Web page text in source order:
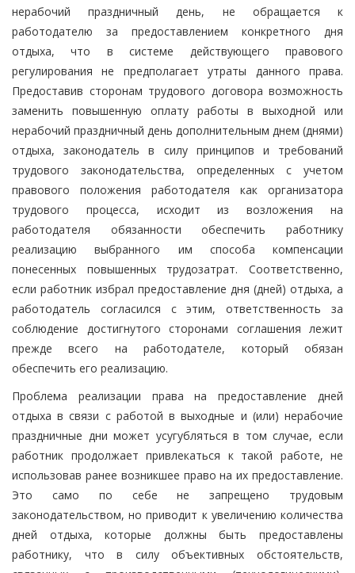
нерабочий праздничный день, не обращается к
работодателю за предоставлением конкретного дня
отдыха, что в системе действующего правового
регулирования не предполагает утраты данного права.
Предоставив сторонам трудового договора возможность
заменить повышенную оплату работы в выходной или
нерабочий праздничный день дополнительным днем (днями)
отдыха, законодатель в силу принципов и требований
трудового законодательства, определенных с учетом
правового положения работодателя как организатора
трудового процесса, исходит из возложения на
работодателя обязанности обеспечить работнику
реализацию выбранного им способа компенсации
понесенных повышенных трудозатрат. Соответственно,
если работник избрал предоставление дня (дней) отдыха, а
работодатель согласился с этим, ответственность за
соблюдение достигнутого сторонами соглашения лежит
прежде всего на работодателе, который обязан
обеспечить его реализацию.
Проблема реализации права на предоставление дней
отдыха в связи с работой в выходные и (или) нерабочие
праздничные дни может усугубляться в том случае, если
работник продолжает привлекаться к такой работе, не
использовав ранее возникшее право на их предоставление.
Это само по себе не запрещено трудовым
законодательством, но приводит к увеличению количества
дней отдыха, которые должны быть предоставлены
работнику, что в силу объективных обстоятельств,